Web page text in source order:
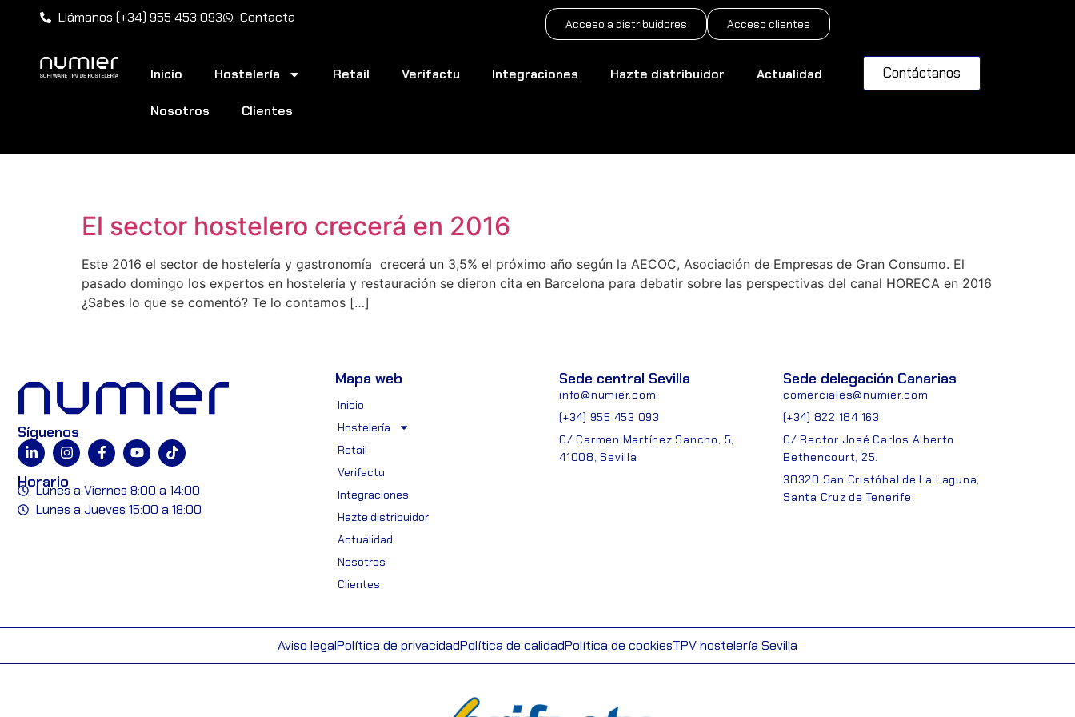
Llámanos (+34) 955 453 093 Contacta Acceso a distribuidores Acceso clientes
Inicio Hostelería Retail Verifactu Integraciones Hazte distribuidor Actualidad
Nosotros Clientes
Contáctanos
El sector hostelero crecerá en 2016
Este 2016 el sector de hostelería y gastronomía crecerá un 3,5% el próximo año según la AECOC, Asociación de Empresas de Gran Consumo. El
pasado domingo los expertos en hostelería y restauración se dieron cita en Barcelona para debatir sobre las perspectivas del canal HORECA en 2016
¿Sabes lo que se comentó? Te lo contamos […]
Síguenos
Horario
Lunes a Viernes 8:00 a 14:00
Lunes a Jueves 15:00 a 18:00
Mapa web
Inicio
Hostelería
Retail
Verifactu
Integraciones
Hazte distribuidor
Actualidad
Nosotros
Clientes
Sede central Sevilla
info@numier.com
(+34) 955 453 093
C/ Carmen Martínez Sancho, 5,
41008, Sevilla
Sede delegación Canarias
comerciales@numier.com
(+34) 822 184 163
C/ Rector José Carlos Alberto
Bethencourt, 25.
38320 San Cristóbal de La Laguna,
Santa Cruz de Tenerife.
Aviso legalPolítica de privacidadPolítica de calidadPolítica de cookiesTPV hostelería Sevilla